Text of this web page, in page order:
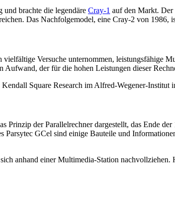
und brachte die legendäre Cray-1 auf den Markt. Der
Das Nachfolgemodel, eine Cray-2 von 1986,
Versuche unternommen, leistungsfähige
Aufwand, der für die hohen Leistungen dieser
Square Research im Alfred-Wegener-
Prinzip der Parallelrechner dargestellt, das Ende
Parsytec GCel sind einige Bauteile und
anhand einer Multimedia-Station